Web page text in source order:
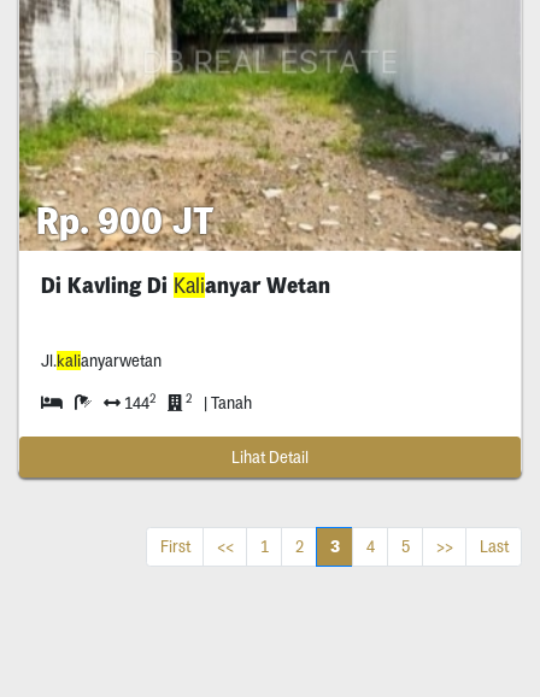
Rp. 900 JT
Di Kavling Di Kalianyar Wetan
Jl.kalianyarwetan
1442 2 | Tanah
Lihat Detail
First << 1 2 3 4 5 >> Last